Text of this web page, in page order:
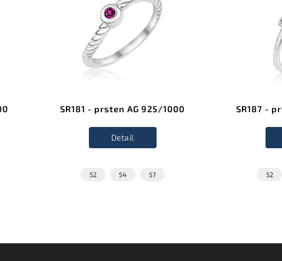
SR181 - prsten AG 925/1000
Detail
52 54 57
SR187 -
52